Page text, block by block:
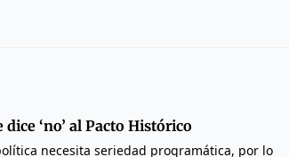
‘no’ al Pacto Histórico
necesita seriedad programática, por lo